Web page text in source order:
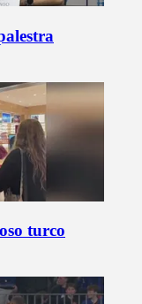
turco